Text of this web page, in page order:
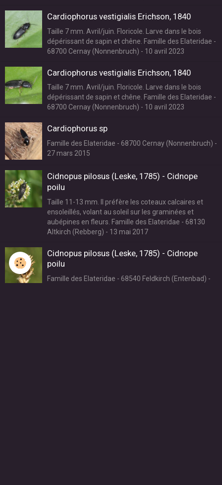
Cardiophorus vestigialis Erichson, 1840
Taille 7 mm. Avril/juin. Floricole. Larve dans le bois
dépérissant de sapin et chêne. Famille des Elateridae -
68700 Cernay (Nonnenbruch) - 10 avril 2023
Cardiophorus vestigialis Erichson, 1840
Taille 7 mm. Avril/juin. Floricole. Larve dans le bois
dépérissant de sapin et chêne. Famille des Elateridae -
68700 Cernay (Nonnenbruch) - 10 avril 2023
Cardiophorus sp
Famille des Elateridae - 68700 Cernay (Nonnenbruch) -
27 mars 2015
Cidnopus pilosus (Leske, 1785) - Cidnope
poilu
Taille 11-13 mm. Il préfère les coteaux calcaires et
ensoleillés, volant au soleil sur les graminées et
aubépines en fleurs. Famille des Elateridae - 68130
Altkirch (Rebberg) - 13 mai 2017
Cidnopus pilosus (Leske, 1785) - Cidnope
poilu
Famille des Elateridae - 68540 Feldkirch (Entenbad) -